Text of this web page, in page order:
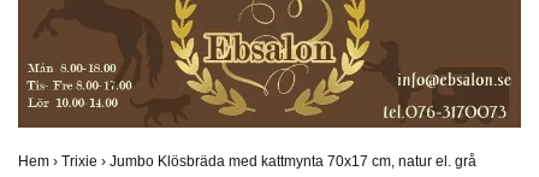
Hem › Trixie › Jumbo Klösbräda med kattmynta 70x17 cm, natur el. grå